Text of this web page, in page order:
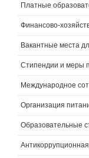
Платные
Финансово-
Вакантные места
Стипендии и меры
Международное
Организация
Образовательные